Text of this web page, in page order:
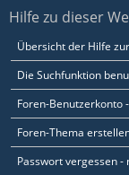
Hilfe zu dieser
Übersicht der Hilfe
Die Suchfunktion
Foren-Benutzerkonto
Foren-Thema
Passwort vergessen